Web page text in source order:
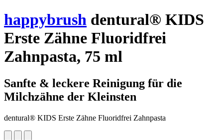
happybrush dentural® KIDS
Erste Zähne Fluoridfrei
Zahnpasta, 75 ml
Sanfte & leckere Reinigung für die
Milchzähne der Kleinsten
dentural® KIDS Erste Zähne Fluoridfrei Zahnpasta